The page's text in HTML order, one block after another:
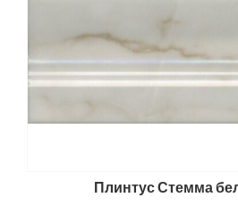
Плинтус Стемма